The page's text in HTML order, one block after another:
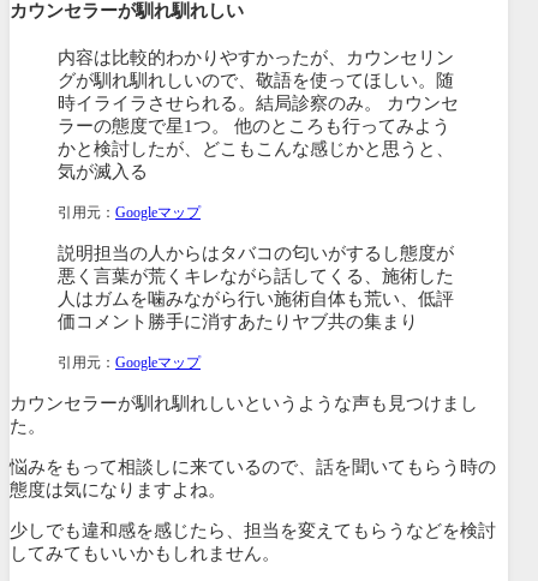
カウンセラーが馴れ馴れしい
内容は比較的わかりやすかったが、カウンセリン
グが馴れ馴れしいので、敬語を使ってほしい。随
時イライラさせられる。結局診察のみ。 カウンセ
ラーの態度で星1つ。 他のところも行ってみよう
かと検討したが、どこもこんな感じかと思うと、
気が滅入る
引用元： Googleマップ
説明担当の人からはタバコの匂いがするし態度が
悪く言葉が荒くキレながら話してくる、施術した
人はガムを噛みながら行い施術自体も荒い、低評
価コメント勝手に消すあたりヤブ共の集まり
引用元： Googleマップ
カウンセラーが馴れ馴れしいというような声も見つけまし
た。
悩みをもって相談しに来ているので、話を聞いてもらう時の
態度は気になりますよね。
少しでも違和感を感じたら、担当を変えてもらうなどを検討
してみてもいいかもしれません。